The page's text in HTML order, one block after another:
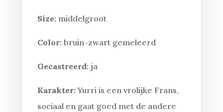
Size:middelgroot
Color: bruin-zwart gemeleerd
Gecastreerd:ja
Karakter:Yurri is een vrolijke Frans,
sociaal en gaat goed met de andere